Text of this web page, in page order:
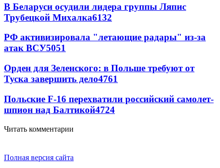
В Беларуси осудили лидера группы Ляпис
Трубецкой Михалка6132
РФ активизировала "летающие радары" из-за
атак ВСУ5051
Орден для Зеленского: в Польше требуют от
Туска завершить дело4761
Польские F-16 перехватили российский самолет-
шпион над Балтикой4724
Читать комментарии
Полная версия сайта